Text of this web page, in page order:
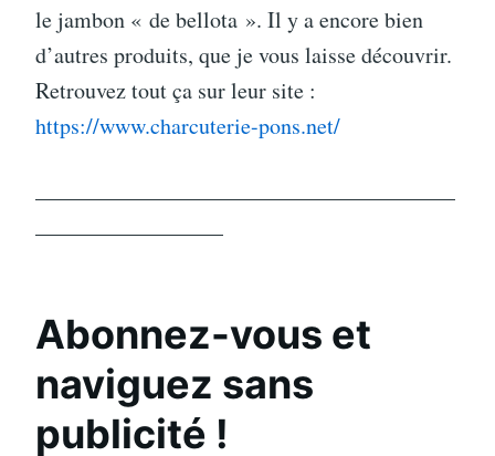
le jambon « de bellota ». Il y a encore bien
d’autres produits, que je vous laisse découvrir.
Retrouvez tout ça sur leur site :
https://www.charcuterie-pons.net/
———————————————————
————————–
Abonnez-vous et
naviguez sans
publicité !